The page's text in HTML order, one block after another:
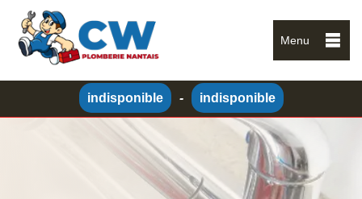
Menu
indisponible - indisponible